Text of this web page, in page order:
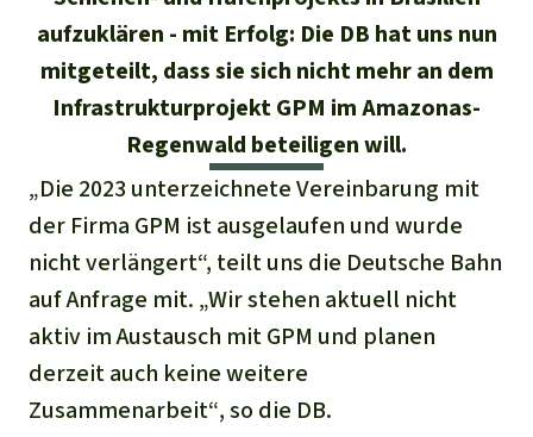
Palmöl
Biokraftstoff
Tropenholz
Aluminium
Gold
Fleisch und Soja
Landraub
03/2025
02/2025
01/2025
Ältere Ausgaben
Häufige Fragen
Jahresberichte
Stiftung
Kontakt
Transparenz
Presse-Echo
Widget einbinden
Banner einbinden
Freianzeigen
English
Español
Français
Italiano
Português
Indonesia
IBAN kopieren
Spenden für ein Thema
Tierschutz
Waldschutz
Schutz von Indigenen
Spenden für eine Region
Südostasien
Afrika
Lateinamerika
aufzuklären - mit Erfolg: Die DB hat uns nun
mitgeteilt, dass sie sich nicht mehr an dem
Infrastrukturprojekt GPM im Amazonas-
Regenwald beteiligen will.
„Die 2023 unterzeichnete Vereinbarung mit
der Firma GPM ist ausgelaufen und wurde
nicht verlängert“, teilt uns die Deutsche Bahn
auf Anfrage mit. „Wir stehen aktuell nicht
aktiv im Austausch mit GPM und planen
derzeit auch keine weitere
Zusammenarbeit“, so die DB.